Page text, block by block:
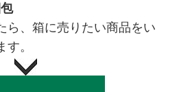
ら、箱に売りたい商品をい
。